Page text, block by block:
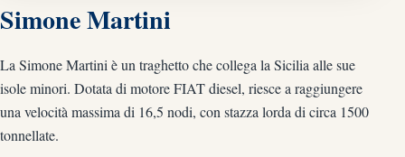
Simone Martini
La Simone Martini è un traghetto che collega la Sicilia alle sue
isole minori. Dotata di motore FIAT diesel, riesce a raggiungere
una velocità massima di 16,5 nodi, con stazza lorda di circa 1500
tonnellate.